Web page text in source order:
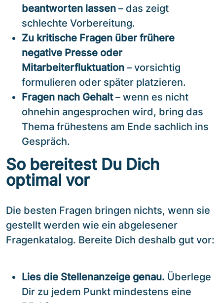
beantworten lassen – das zeigt
schlechte Vorbereitung.
Zu kritische Fragen über frühere
negative Presse oder
Mitarbeiterfluktuation – vorsichtig
formulieren oder später platzieren.
Fragen nach Gehalt– wenn es nicht
ohnehin angesprochen wird, bring das
Thema frühestens am Ende sachlich ins
Gespräch.
So bereitest Du Dich
optimal vor
Die besten Fragen bringen nichts, wenn sie
gestellt werden wie ein abgelesener
Fragenkatalog. Bereite Dich deshalb gut vor:
Lies die Stellenanzeige genau. Überlege
Dir zu jedem Punkt mindestens eine